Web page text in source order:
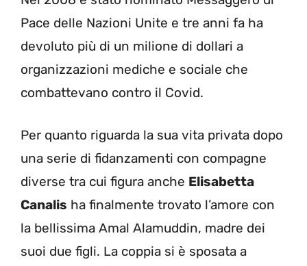
Pace delle Nazioni Unite e tre anni fa ha
devoluto più di un milione di dollari a
organizzazioni mediche e sociale che
combattevano contro il Covid.
Per quanto riguarda la sua vita privata dopo
una serie di fidanzamenti con compagne
diverse tra cui figura anche Elisabetta
Canalis ha finalmente trovato l’amore con
la bellissima Amal Alamuddin, madre dei
suoi due figli. La coppia si è sposata a